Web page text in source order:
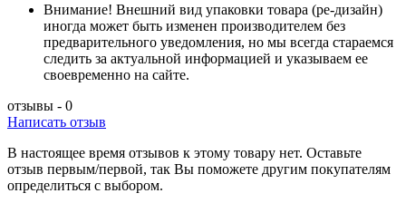
Внимание! Внешний вид упаковки товара (ре-дизайн)
иногда может быть изменен производителем без
предварительного уведомления, но мы всегда стараемся
следить за актуальной информацией и указываем ее
своевременно на сайте.
отзывы - 0
Написать отзыв
В настоящее время отзывов к этому товару нет. Оставьте
отзыв первым/первой, так Вы поможете другим покупателям
определиться с выбором.